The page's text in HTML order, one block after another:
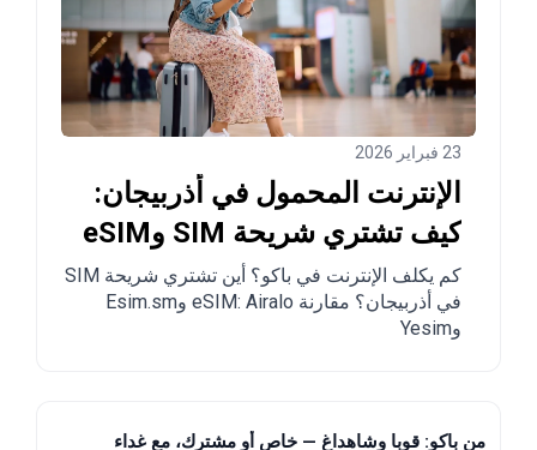
23 فبراير 2026
الإنترنت المحمول في أذربيجان:
كيف تشتري شريحة SIM وeSIM
في باكو
كم يكلف الإنترنت في باكو؟ أين تشتري شريحة SIM
في أذربيجان؟ مقارنة eSIM: Airalo وEsim.sm
وYesim
من باكو: قوبا وشاهداغ — خاص أو مشترك، مع غداء